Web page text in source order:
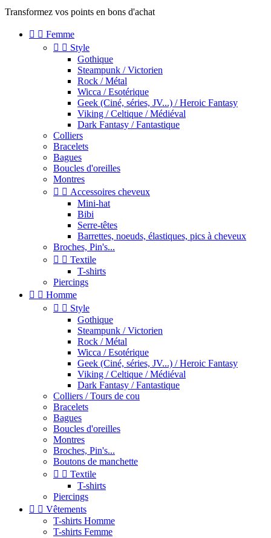
Transformez vos points en bons d'achat
  Femme
  Style
Gothique
Steampunk / Victorien
Rock / Métal
Wicca / Esotérique
Geek (Ciné, séries, JV...) / Heroic Fantasy
Viking / Celtique / Médiéval
Dark Fantasy / Fantastique
Colliers
Bracelets
Bagues
Boucles d'oreilles
Montres
  Accessoires cheveux
Mini-hat
Bibi
Serre-têtes
Barrettes, noeuds, élastiques, pics à cheveux
Broches, Pin's...
  Textile
T-shirts
Piercings
  Homme
  Style
Gothique
Steampunk / Victorien
Rock / Métal
Wicca / Esotérique
Geek (Ciné, séries, JV...) / Heroic Fantasy
Viking / Celtique / Médiéval
Dark Fantasy / Fantastique
Colliers / Tours de cou
Bracelets
Bagues
Boucles d'oreilles
Montres
Broches, Pin's...
Boutons de manchette
  Textile
T-shirts
Piercings
  Vêtements
T-shirts Homme
T-shirts Femme